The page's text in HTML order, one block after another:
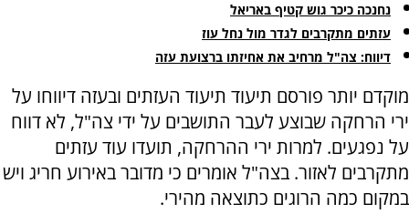
נחנכה כיכר גוש קטיף באריאל
עזתים מתקרבים לגדר מול נחל עוז
דיווח: צה"ל מרחיב את אחיזתו ברצועת עזה
מוקדם יותר פורסם תיעוד תיעוד העזתים ובעזה דיווחו על
ירי הרחקה שבוצע לעבר התושבים על ידי צה"ל, לא דווח
על נפגעים. למרות ירי ההרחקה, תועדו עוד עזתים
מתקרבים לאזור. בצה"ל אומרים כי מדובר באירוע חריג ויש
במקום כמה הרוגים כתוצאה מהירי.